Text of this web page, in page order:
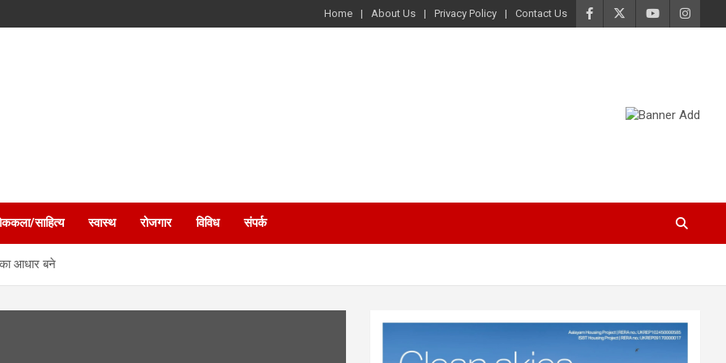
Home About Us Privacy Policy Contact Us
साहित्य स्वास्थ रोजगार विविध संपर्क
का आधार बने